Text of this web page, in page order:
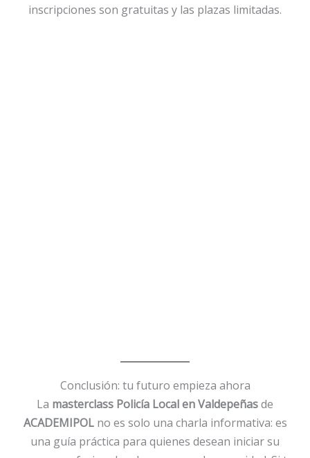
inscripciones son gratuitas y las plazas limitadas.
Conclusión: tu futuro empieza ahora
La masterclass Policía Local en Valdepeñasde
ACADEMIPOLno es solo una charla informativa: es
una guía práctica para quienes desean iniciar su